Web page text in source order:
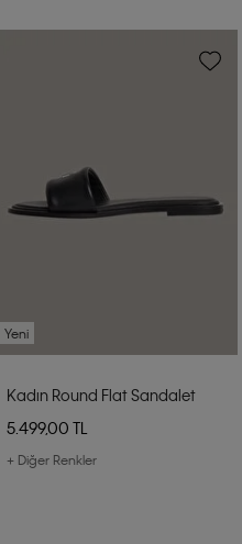
Yeni
Kadın Round Flat Sandalet
5.499,00 TL
+ Diğer Renkler